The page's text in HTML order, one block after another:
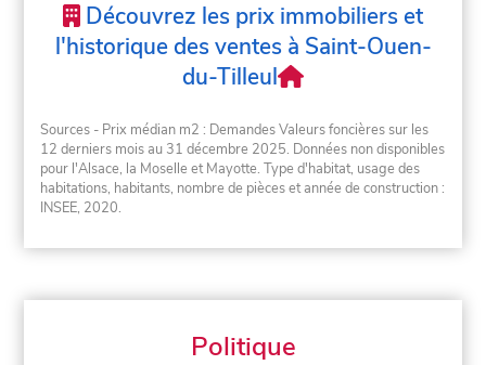
Découvrez les prix immobiliers et
l'historique des ventes à Saint-Ouen-
du-Tilleul
Sources - Prix médian m2 : Demandes Valeurs foncières sur les
12 derniers mois au 31 décembre 2025. Données non disponibles
pour l'Alsace, la Moselle et Mayotte. Type d'habitat, usage des
habitations, habitants, nombre de pièces et année de construction :
INSEE, 2020.
Politique